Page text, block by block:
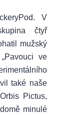
V
čtyř
mužský
ve
také naše
Pictus,
minulé